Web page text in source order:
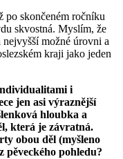
po skončeném ročníku
skvostná. Myslím, že
možné úrovni a
kraji jako jeden
i
jen asi výraznější
hloubka a
která je závratná.
obou děl (myšleno
pohledu?